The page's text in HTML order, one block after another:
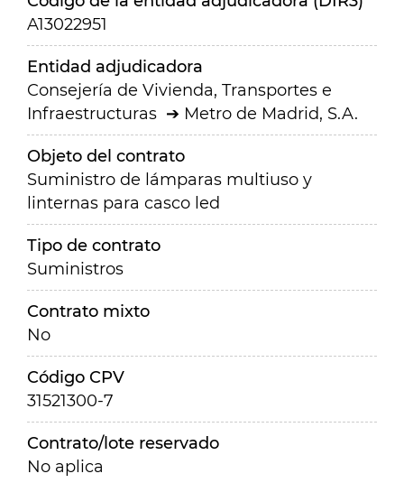
A13022951
Entidad adjudicadora
Consejería de Vivienda, Transportes e
Infraestructuras
Metro de Madrid, S.A.
Objeto del contrato
Suministro de lámparas multiuso y
linternas para casco led
Tipo de contrato
Suministros
Contrato mixto
No
Código CPV
31521300-7
Contrato/lote reservado
No aplica